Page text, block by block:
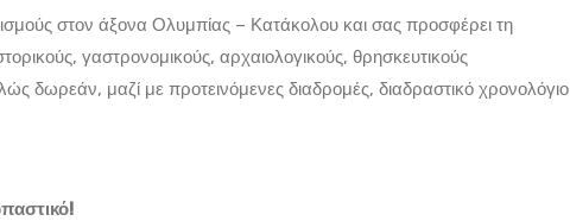
στον άξονα Ολυμπίας – Κατάκολου και σας προσφέρει τη
γαστρονομικούς, αρχαιολογικούς, θρησκευτικούς
δωρεάν, μαζί με προτεινόμενες διαδρομές, διαδραστικό χρονολόγιο